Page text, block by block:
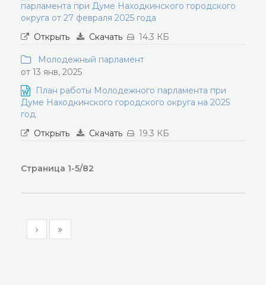
парламента при Думе Находкинского городского
округа от 27 февраля 2025 года
Открыть
Скачать 14.3 КБ
Молодежный парламент
от 13 янв, 2025
План работы Молодежного парламента при
Думе Находкинского городского округа на 2025
год
Открыть
Скачать 19.3 КБ
Страница 1-5/82